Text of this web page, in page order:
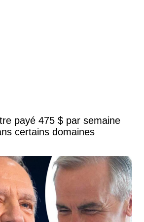
payé 475 $ par semaine
certains domaines